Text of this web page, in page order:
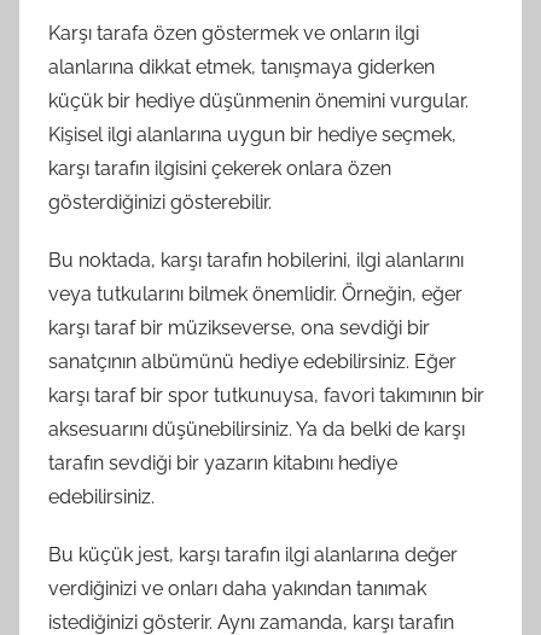
Karşı tarafa özen göstermek ve onların ilgi
alanlarına dikkat etmek, tanışmaya giderken
küçük bir hediye düşünmenin önemini vurgular.
Kişisel ilgi alanlarına uygun bir hediye seçmek,
karşı tarafın ilgisini çekerek onlara özen
gösterdiğinizi gösterebilir.
Bu noktada, karşı tarafın hobilerini, ilgi alanlarını
veya tutkularını bilmek önemlidir. Örneğin, eğer
karşı taraf bir müzikseverse, ona sevdiği bir
sanatçının albümünü hediye edebilirsiniz. Eğer
karşı taraf bir spor tutkunuysa, favori takımının bir
aksesuarını düşünebilirsiniz. Ya da belki de karşı
tarafın sevdiği bir yazarın kitabını hediye
edebilirsiniz.
Bu küçük jest, karşı tarafın ilgi alanlarına değer
verdiğinizi ve onları daha yakından tanımak
istediğinizi gösterir. Aynı zamanda, karşı tarafın